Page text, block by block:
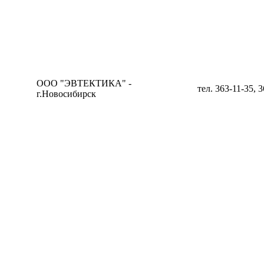
ООО "ЭВТЕКТИКА" -
г.Новосибирск
тел. 363-11-35,